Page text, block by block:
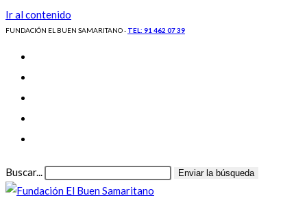
Ir al contenido
FUNDACIÓN EL BUEN SAMARITANO - TEL: 91 462 07 39
Buscar... Enviar la búsqueda